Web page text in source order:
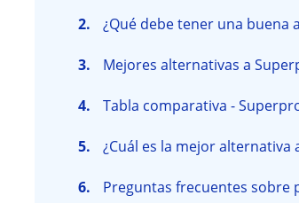
¿Qué debe tener una buena
Mejores alternativas a
Tabla comparativa -
¿Cuál es la mejor alternativa
Preguntas frecuentes sobre